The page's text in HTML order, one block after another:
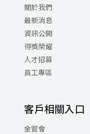
關於我們
最新消息
資訊公開
得獎榮耀
人才招募
員工專區
客戶相關入口
金管會